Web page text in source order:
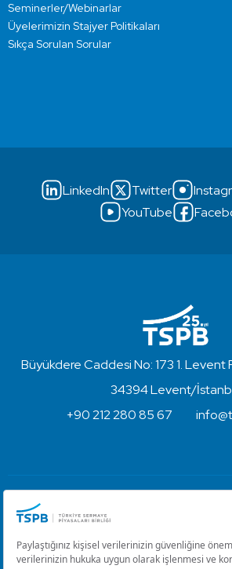
Seminerler/Webinarlar
Üyelerimizin Stajyer Politikaları
Sıkça Sorulan Sorular
LinkedIn Twitter
YouTube
Büyükdere Caddesi No: 173 1. Levent
34394 Levent/
+90 212 280 85 67
Kullanım Koşulları ve
Çerez Ayarlarını Düzenle